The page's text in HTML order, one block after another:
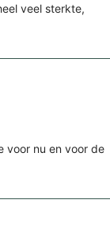
veel sterkte,
voor nu en voor de